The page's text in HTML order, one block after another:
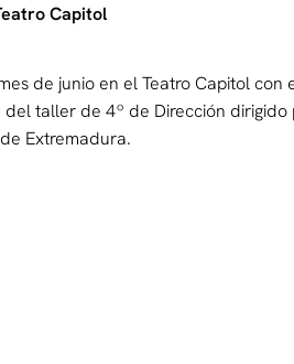
Capitol
de junio en el Teatro Capitol
taller de 4º de Dirección
Extremadura.